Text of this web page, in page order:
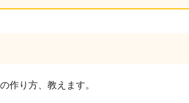
作り方、教えます。